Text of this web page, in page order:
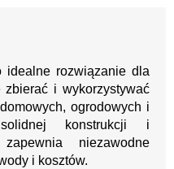
idealne rozwiązanie dla
i wykorzystywać
ogrodowych i
konstrukcji i
niezawodne
i kosztów.